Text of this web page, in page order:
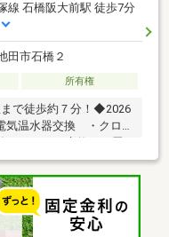
線 石橋阪大前駅 徒歩7分
田市石橋２
所有権
で徒歩約７分！◆2026
気温水器交換 ・クロス
年4月 外壁・屋根塗装
ングヒーター交換済
済み！（1階部分）◆オ